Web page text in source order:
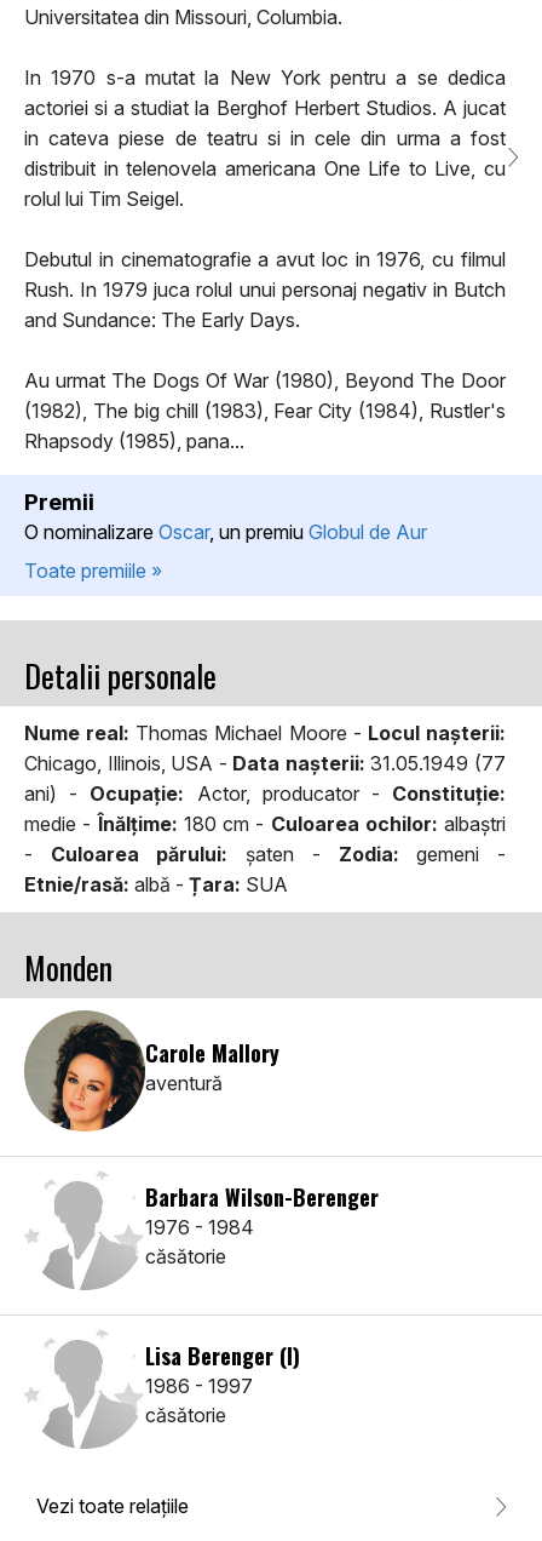
Universitatea din Missouri, Columbia.
In 1970 s-a mutat la New York pentru a se dedica
actoriei si a studiat la Berghof Herbert Studios. A jucat
in cateva piese de teatru si in cele din urma a fost
distribuit in telenovela americana One Life to Live, cu
rolul lui Tim Seigel.
Debutul in cinematografie a avut loc in 1976, cu filmul
Rush. In 1979 juca rolul unui personaj negativ in Butch
and Sundance: The Early Days.
Au urmat The Dogs Of War (1980), Beyond The Door
(1982), The big chill (1983), Fear City (1984), Rustler's
Rhapsody (1985), pana...
Premii
O nominalizare Oscar, un premiu Globul de Aur
Toate premiile »
Detalii personale
Nume real: Thomas Michael Moore - Locul naşterii:
Chicago, Illinois, USA - Data naşterii: 31.05.1949 (77
ani) - Ocupaţie: Actor, producator - Constituţie:
medie -Înălţime: 180 cm - Culoarea ochilor: albaştri
- Culoarea părului: şaten - Zodia: gemeni -
Etnie/rasă: albă - Țara: SUA
Monden
Carole Mallory
aventură
Barbara Wilson-Berenger
1976 - 1984
căsătorie
Lisa Berenger (I)
1986 - 1997
căsătorie
Vezi toate relaţiile